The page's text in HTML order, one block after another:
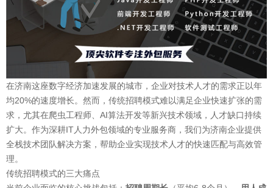
在济南这座数字经济加速发展的城市，企业对技术人才的需求正以年
均20%的速度增长。然而，传统招聘模式难以满足企业快速扩张的需
求，尤其在爬虫工程师、AI算法开发等新兴技术领域，人才缺口持续
扩大。作为深耕IT人力外包领域的专业服务商，我们为济南企业提供
全栈技术团队解决方案，帮助企业实现技术人才的快速匹配与高效管
理。
传统招聘模式的三大痛点